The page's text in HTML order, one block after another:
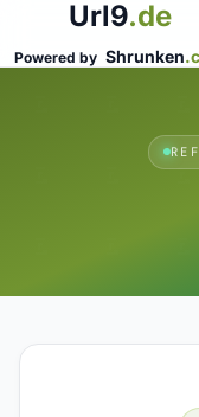
Url9.de
Powered by Shrunken